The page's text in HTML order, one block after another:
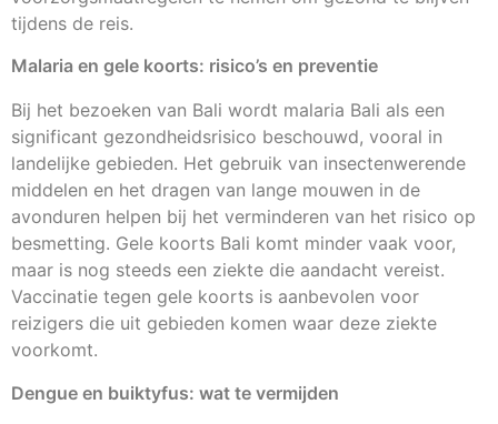
tijdens de reis.
Malaria en gele koorts: risico’s en preventie
Bij het bezoeken van Bali wordt malaria Bali als een
significant gezondheidsrisico beschouwd, vooral in
landelijke gebieden. Het gebruik van insectenwerende
middelen en het dragen van lange mouwen in de
avonduren helpen bij het verminderen van het risico op
besmetting. Gele koorts Bali komt minder vaak voor,
maar is nog steeds een ziekte die aandacht vereist.
Vaccinatie tegen gele koorts is aanbevolen voor
reizigers die uit gebieden komen waar deze ziekte
voorkomt.
Dengue en buiktyfus: wat te vermijden